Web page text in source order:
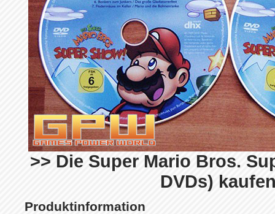
>> Die Super Mario Bros.
DVDs)
Produktinformation